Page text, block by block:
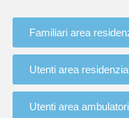
Familiari area
Utenti area
Utenti area